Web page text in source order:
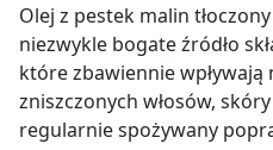
Olej z pestek malin
niezwykle bogate źródło
które zbawiennie
zniszczonych włosów,
regularnie spożywany